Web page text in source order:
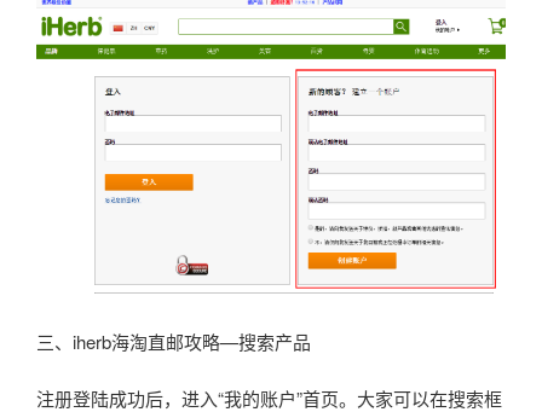
三、iherb海淘直邮攻略—搜索产品
注册登陆成功后，进入“我的账户”首页。大家可以在搜索框